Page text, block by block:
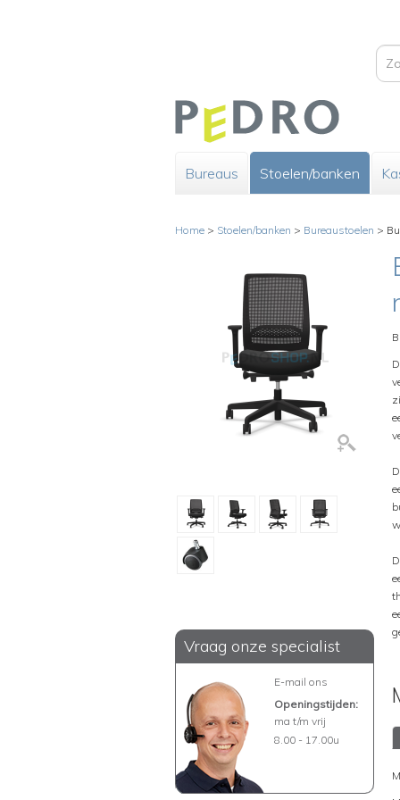
Bureaus Stoelen/banken
Home > Stoelen/banken > Bureaustoelen >
Vraag onze specialist
E-mail ons
Openingstijden:
ma t/m vrij
8.00 - 17.00u